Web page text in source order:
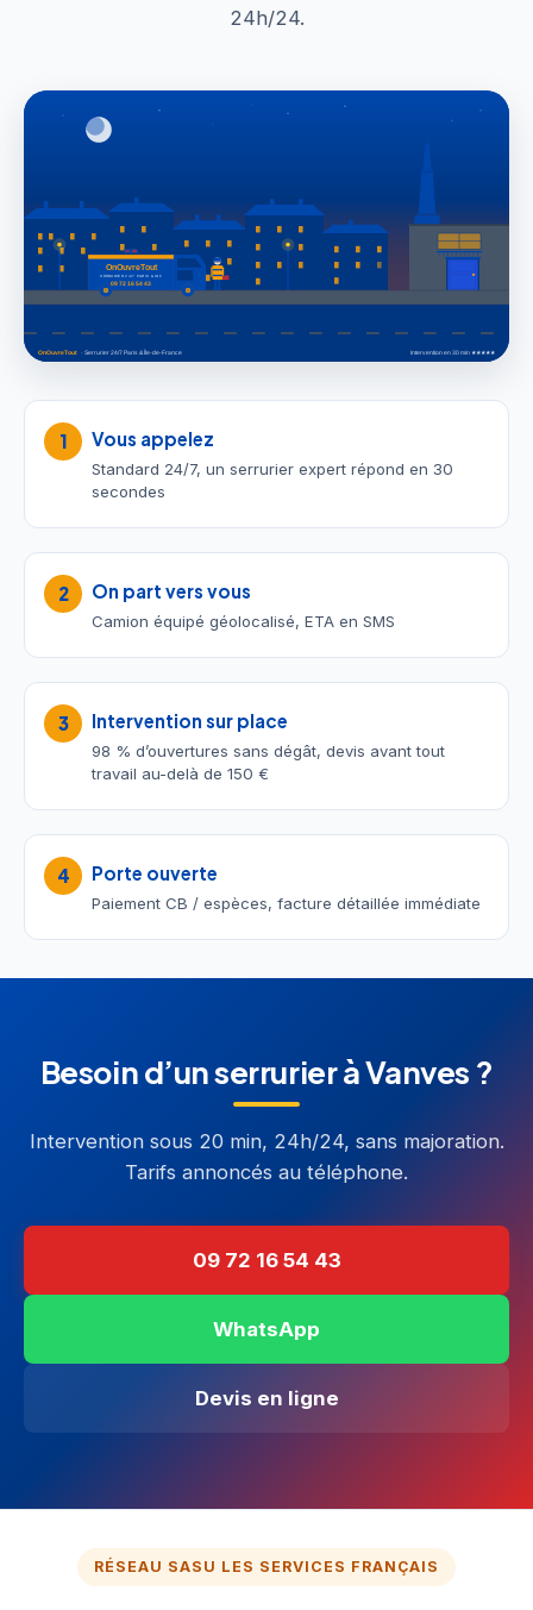
24h/24.
1 Vous appelez
Standard 24/7, un serrurier expert répond en 30
secondes
2 On part vers vous
Camion équipé géolocalisé, ETA en SMS
3 Intervention sur place
98 % d’ouvertures sans dégât, devis avant tout
travail au-delà de 150 €
4 Porte ouverte
Paiement CB / espèces, facture détaillée immédiate
Besoin d’un serrurier à Vanves ?
Intervention sous 20 min, 24h/24, sans majoration.
Tarifs annoncés au téléphone.
09 72 16 54 43
WhatsApp
Devis en ligne
RÉSEAU SASU LES SERVICES FRANÇAIS